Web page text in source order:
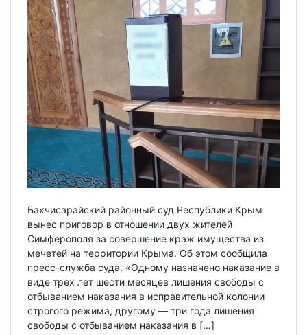
Бахчисарайский районный суд Республики Крым
вынес приговор в отношении двух жителей
Симферополя за совершение краж имущества из
мечетей на территории Крыма. Об этом сообщила
пресс-служба суда. «Одному назначено наказание в
виде трех лет шести месяцев лишения свободы с
отбыванием наказания в исправительной колонии
строгого режима, другому — три года лишения
свободы с отбыванием наказания в […]